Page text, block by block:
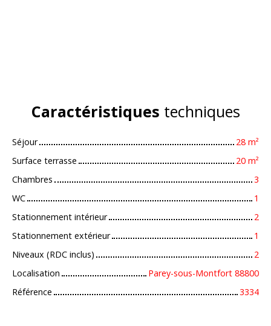
Caractéristiques techniques
Séjour 28 m²
Surface terrasse
20 m²
Chambres
3
WC
1
Stationnement intérieur
2
Stationnement extérieur
1
Niveaux (RDC inclus)
2
Localisation
Parey-sous-Montfort 88800
Référence
3334